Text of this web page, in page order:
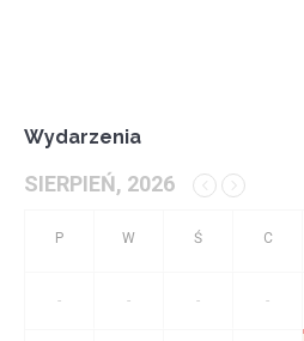
Wydarzenia
SIERPIEŃ, 2026
- - - -